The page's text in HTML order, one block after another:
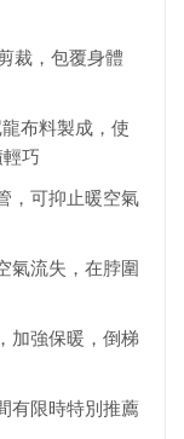
裁，包覆身體
布料製成，使
巧
，可抑止暖空氣
氣流失，在脖圍
加強保暖，倒梯
有限時特別推薦